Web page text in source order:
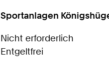
Sportanlagen
Nicht erforderlich
Entgeltfrei